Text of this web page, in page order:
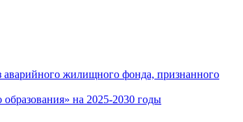
аварийного жилищного фонда, признанного
на 2025-2030 годы